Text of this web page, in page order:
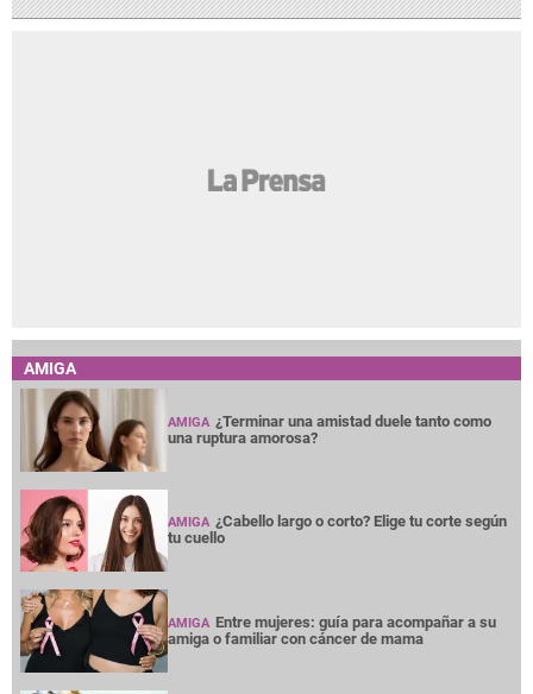
AMIGA
AMIGA ¿Terminar una amistad duele tanto como
una ruptura amorosa?
AMIGA ¿Cabello largo o corto? Elige tu corte según
tu cuello
AMIGA Entre mujeres: guía para acompañar a su
amiga o familiar con cáncer de mama